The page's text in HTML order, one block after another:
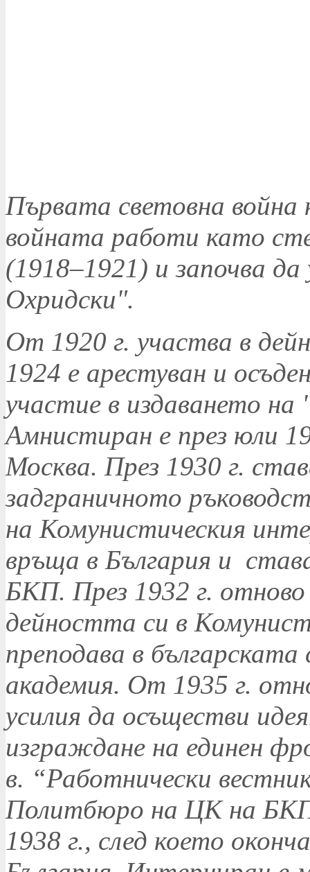
Първата световна война
войната работи като
(1918–1921) и започва
Охридски".
От 1920 г. участва в
1924 е арестуван и
участие в издаването
Амнистиран е през юли
Москва. През 1930 г.
задграничното
на Комунистическия
връща в България и
БКП. През 1932 г.
дейността си в
преподава в
академия. От 1935 г.
усилия да осъществи
изграждане на единен
в. “Работнически
Политбюро на ЦК на
1938 г., след което